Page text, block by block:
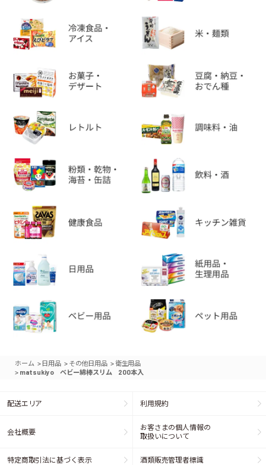
ホーム > 日用品 > その他日用品 > 衛生用品
> matsukiyo ベビー綿棒スリム 200本入
配送エリア 利用規約
会社概要
お客さまの個人情報の
取扱いについて
特定商取引法に基づく表示 酒類販売管理者標識